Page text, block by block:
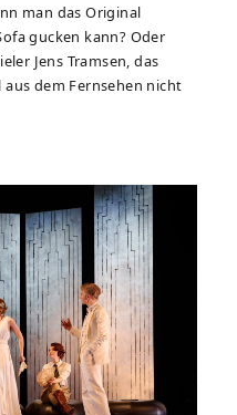
man das Original
gucken kann? Oder
Jens Tramsen, das
dem Fernsehen nicht